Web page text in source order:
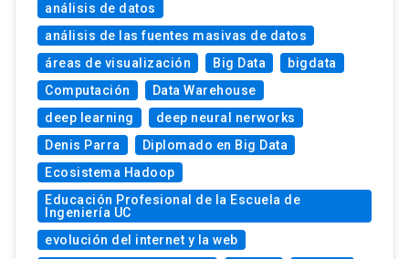
análisis de datos
análisis de las fuentes masivas de datos
áreas de visualización
Big Data
bigdata
Computación
Data Warehouse
deep learning
deep neural nerworks
Denis Parra
Diplomado en Big Data
Ecosistema Hadoop
Educación Profesional de la Escuela de
Ingeniería UC
evolución del internet y la web